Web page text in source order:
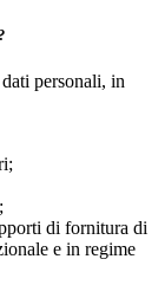
personali, in
di fornitura di
e in regime